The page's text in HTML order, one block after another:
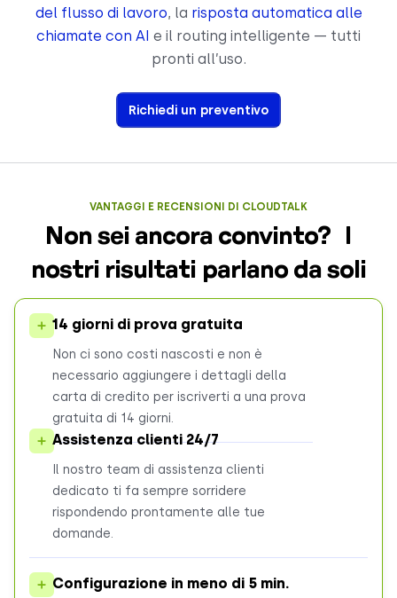
del flusso di lavoro, la risposta automatica alle
chiamate con AI e il routing intelligente — tutti
pronti all’uso.
Richiedi un preventivo
VANTAGGI E RECENSIONI DI CLOUDTALK
Non sei ancora convinto? I
nostri risultati parlano da soli
14 giorni di prova gratuita
Non ci sono costi nascosti e non è
necessario aggiungere i dettagli della
carta di credito per iscriverti a una prova
gratuita di 14 giorni.
Assistenza clienti 24/7
Il nostro team di assistenza clienti
dedicato ti fa sempre sorridere
rispondendo prontamente alle tue
domande.
Configurazione in meno di 5 min.